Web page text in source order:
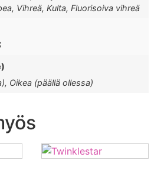
Vihreä, Kulta, Fluorisoiva vihreä
Oikea (päällä ollessa)